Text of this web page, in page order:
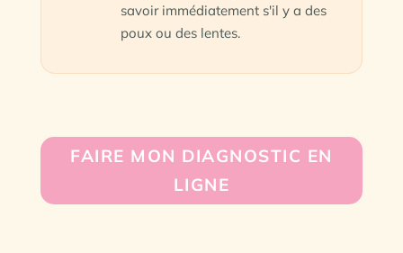
savoir immédiatement s'il y a des
poux ou des lentes.
FAIRE MON DIAGNOSTIC EN
LIGNE